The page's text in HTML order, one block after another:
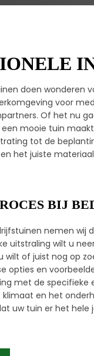
doen wonderen
voor
Of het nu
mooie tuin
tot de
het juiste
BIJ
nemen wij
uitstraling wilt u
of juist nog op
opties en
met de
en het
uw tuin er het